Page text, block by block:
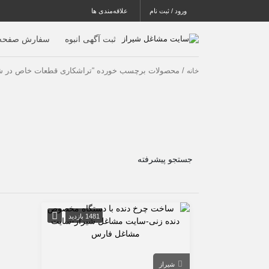
ورود / ثبت نام علاقه‌مندی ها
ثبت آگهی انبوه سفارش
خانه / محصولات برچسب خورده “تراشکاری قطعات خاص در
جستجو پیشرفته
1481 بازدید
شیراز